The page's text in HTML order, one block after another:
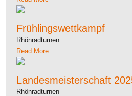
Frühlingswettkampf
Rhönradturnen
Read More
Landesmeisterschaft
Rhönradturnen